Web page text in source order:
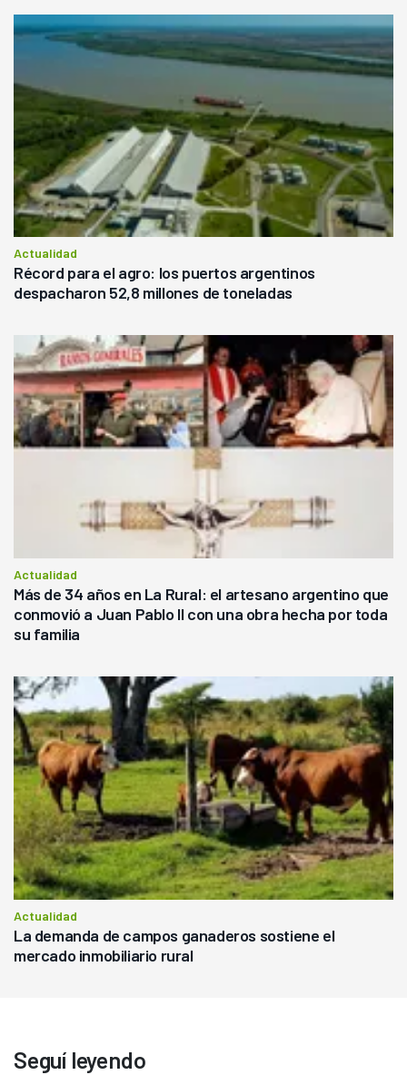
Actualidad
Récord para el agro: los puertos argentinos
despacharon 52,8 millones de toneladas
Actualidad
Más de 34 años en La Rural: el artesano argentino que
conmovió a Juan Pablo II con una obra hecha por toda
su familia
Actualidad
La demanda de campos ganaderos sostiene el
mercado inmobiliario rural
Seguí leyendo